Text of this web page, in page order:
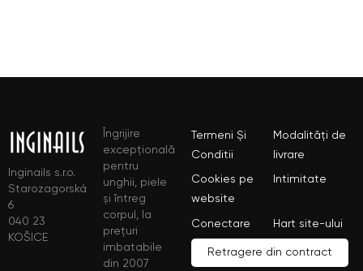
Inginails s.r.o.
Starozagorská
6
040 23
KOŠICE
Îngrijire
excepțională
pentru
unghii, piele
și întreg
corpul, la
prețuri
imbatabile
din 2007
Termeni Și
Conditii
Modalități de
livrare
Cookies pe
website
Intimitate
Conectare Hart site-ului
Retragere din contract